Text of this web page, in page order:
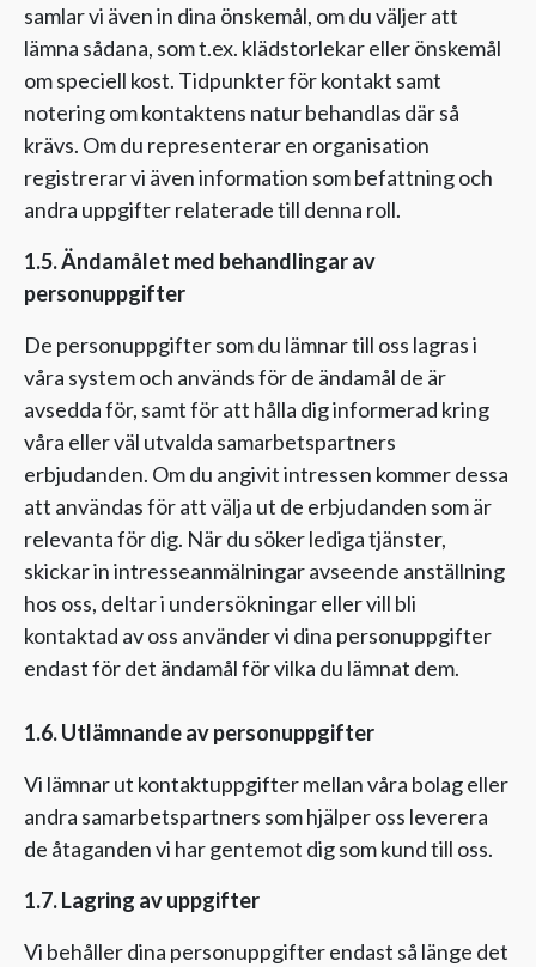
samlar vi även in dina önskemål, om du väljer att
lämna sådana, som t.ex. klädstorlekar eller önskemål
om speciell kost. Tidpunkter för kontakt samt
notering om kontaktens natur behandlas där så
krävs. Om du representerar en organisation
registrerar vi även information som befattning och
andra uppgifter relaterade till denna roll.
1.5. Ändamålet med behandlingar av
personuppgifter
De personuppgifter som du lämnar till oss lagras i
våra system och används för de ändamål de är
avsedda för, samt för att hålla dig informerad kring
våra eller väl utvalda samarbetspartners
erbjudanden. Om du angivit intressen kommer dessa
att användas för att välja ut de erbjudanden som är
relevanta för dig. När du söker lediga tjänster,
skickar in intresseanmälningar avseende anställning
hos oss, deltar i undersökningar eller vill bli
kontaktad av oss använder vi dina personuppgifter
endast för det ändamål för vilka du lämnat dem.
1.6. Utlämnande av personuppgifter
Vi lämnar ut kontaktuppgifter mellan våra bolag eller
andra samarbetspartners som hjälper oss leverera
de åtaganden vi har gentemot dig som kund till oss.
1.7. Lagring av uppgifter
Vi behåller dina personuppgifter endast så länge det